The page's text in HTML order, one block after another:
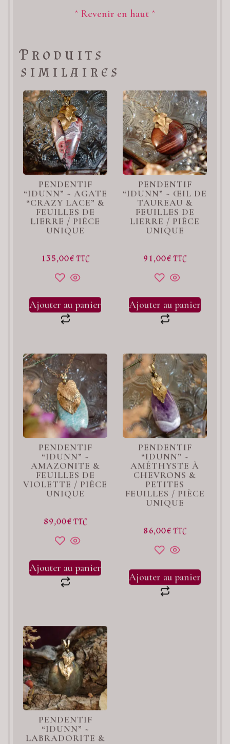
^ Revenir en haut ^
Produits
similaires
PENDENTIF
“IDUNN” ~ AGATE
“CRAZY LACE” &
FEUILLES DE
LIERRE / PIÈCE
UNIQUE
135,00€ TTC
Ajouter au panier
PENDENTIF
“IDUNN” ~ ŒIL DE
TAUREAU &
FEUILLES DE
LIERRE / PIÈCE
UNIQUE
91,00€ TTC
Ajouter au panier
PENDENTIF
“IDUNN” ~
AMAZONITE &
FEUILLES DE
VIOLETTE / PIÈCE
UNIQUE
89,00€ TTC
Ajouter au panier
PENDENTIF
“IDUNN” ~
AMÉTHYSTE À
CHEVRONS &
PETITES
FEUILLES / PIÈCE
UNIQUE
86,00€ TTC
Ajouter au panier
PENDENTIF
“IDUNN” ~
LABRADORITE &